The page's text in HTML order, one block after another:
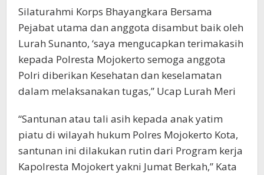
Silaturahmi Korps Bhayangkara Bersama
Pejabat utama dan anggota disambut baik oleh
Lurah Sunanto, ‘saya mengucapkan terimakasih
kepada Polresta Mojokerto semoga anggota
Polri diberikan Kesehatan dan keselamatan
dalam melaksanakan tugas,” Ucap Lurah Meri
“Santunan atau tali asih kepada anak yatim
piatu di wilayah hukum Polres Mojokerto Kota,
santunan ini dilakukan rutin dari Program kerja
Kapolresta Mojokert yakni Jumat Berkah,” Kata